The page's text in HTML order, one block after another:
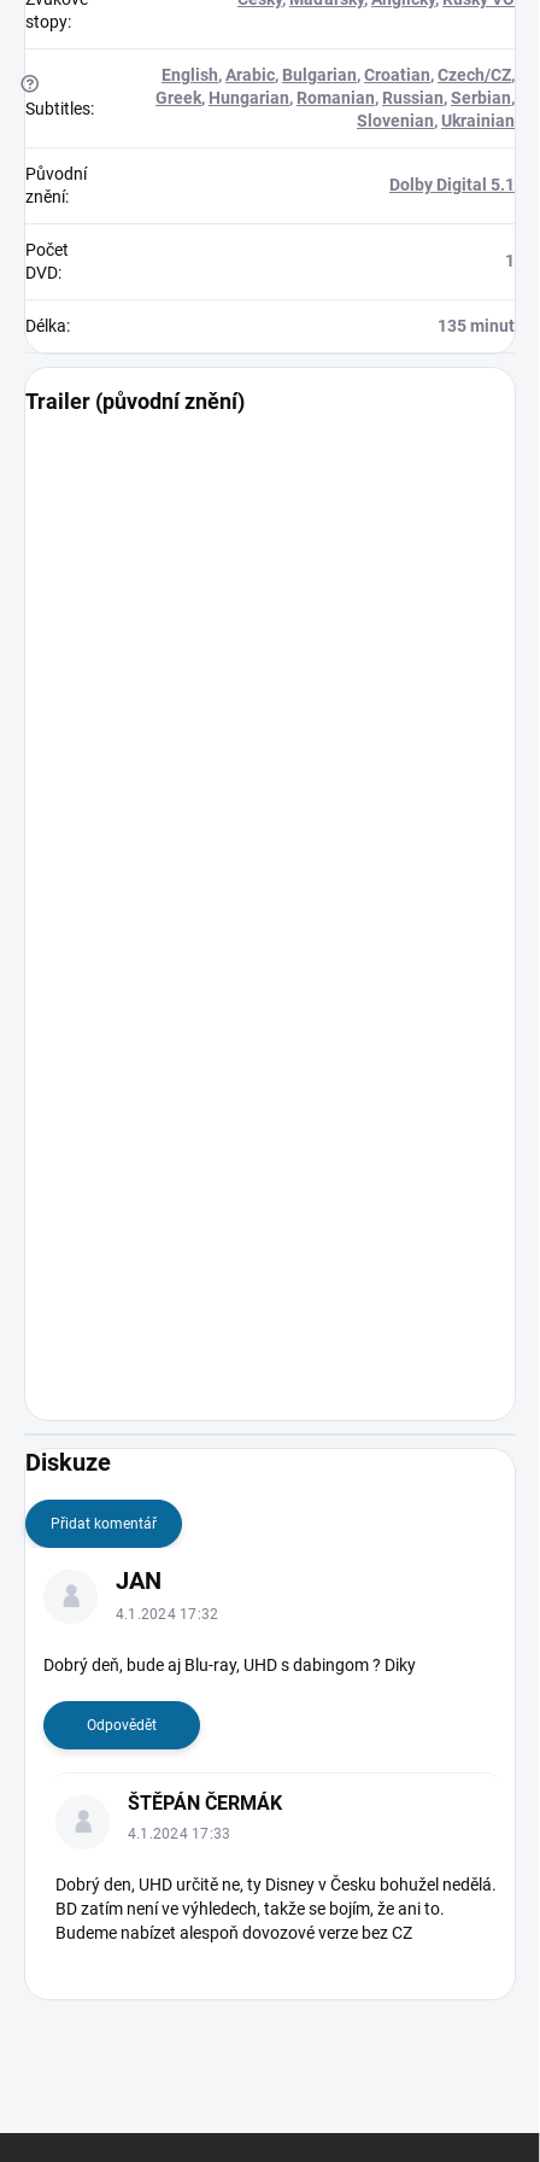
stopy:
?
Subtitles:
English,Arabic, Bulgarian,Croatian,Czech/CZ,
Greek, Hungarian, Romanian, Russian,Serbian,
Slovenian,Ukrainian
Původní
znění:
Dolby Digital 5.1
Počet
DVD:
1
Délka: 135 minut
Trailer (původní znění)
Diskuze
Přidat komentář
JAN
4.1.2024 17:32
Dobrý deň, bude aj Blu-ray, UHD s dabingom ? Diky
Odpovědět
ŠTĚPÁN ČERMÁK
4.1.2024 17:33
Dobrý den, UHD určitě ne, ty Disney v Česku bohužel nedělá.
BD zatím není ve výhledech, takže se bojím, že ani to.
Budeme nabízet alespoň dovozové verze bez CZ